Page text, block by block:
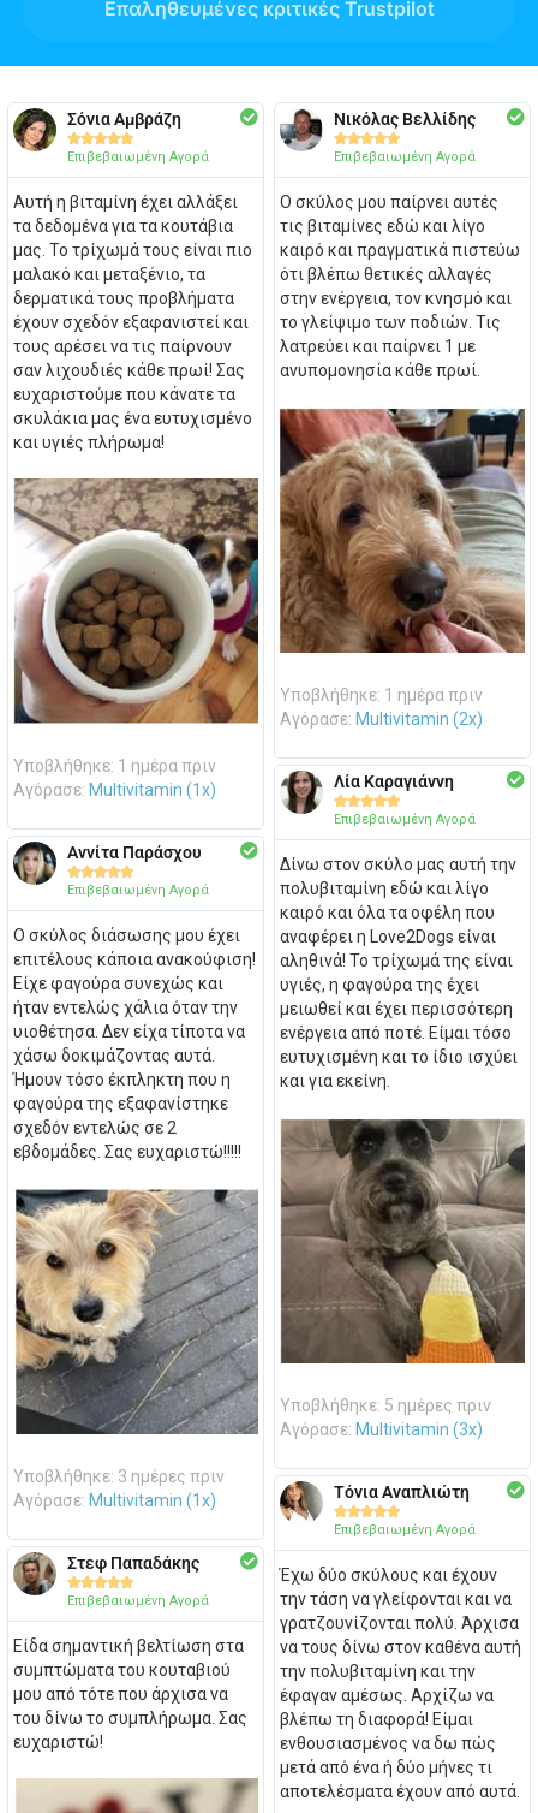
Επαληθευμένες κριτικές Trustpilot
Σόνια Αμβράζη

Επιβεβαιωμένη Αγορά
Αυτή η βιταμίνη έχει αλλάξει
τα δεδομένα για τα κουτάβια
μας. Το τρίχωμά τους είναι πιο
μαλακό και μεταξένιο, τα
δερματικά τους προβλήματα
έχουν σχεδόν εξαφανιστεί και
τους αρέσει να τις παίρνουν
σαν λιχουδιές κάθε πρωί! Σας
ευχαριστούμε που κάνατε τα
σκυλάκια μας ένα ευτυχισμένο
και υγιές πλήρωμα!
Υποβλήθηκε: 1 ημέρα πριν
Αγόρασε: Multivitamin (1x)
Αννίτα Παράσχου

Επιβεβαιωμένη Αγορά
Ο σκύλος διάσωσης μου έχει
επιτέλους κάποια ανακούφιση!
Είχε φαγούρα συνεχώς και
ήταν εντελώς χάλια όταν την
υιοθέτησα. Δεν είχα τίποτα να
χάσω δοκιμάζοντας αυτά.
Ήμουν τόσο έκπληκτη που η
φαγούρα της εξαφανίστηκε
σχεδόν εντελώς σε 2
εβδομάδες. Σας ευχαριστώ!!!!!
Υποβλήθηκε: 3 ημέρες πριν
Αγόρασε: Multivitamin (1x)
Στεφ Παπαδάκης

Επιβεβαιωμένη Αγορά
Είδα σημαντική βελτίωση στα
συμπτώματα του κουταβιού
μου από τότε που άρχισα να
του δίνω το συμπλήρωμα. Σας
ευχαριστώ!
Νικόλας Βελλίδης

Επιβεβαιωμένη Αγορά
Ο σκύλος μου παίρνει αυτές
τις βιταμίνες εδώ και λίγο
καιρό και πραγματικά πιστεύω
ότι βλέπω θετικές αλλαγές
στην ενέργεια, τον κνησμό και
το γλείψιμο των ποδιών. Τις
λατρεύει και παίρνει 1 με
ανυπομονησία κάθε πρωί.
Υποβλήθηκε: 1 ημέρα πριν
Αγόρασε: Multivitamin (2x)
Λία Καραγιάννη

Επιβεβαιωμένη Αγορά
Δίνω στον σκύλο μας αυτή την
πολυβιταμίνη εδώ και λίγο
καιρό και όλα τα οφέλη που
αναφέρει η Love2Dogs είναι
αληθινά! Το τρίχωμά της είναι
υγιές, η φαγούρα της έχει
μειωθεί και έχει περισσότερη
ενέργεια από ποτέ. Είμαι τόσο
ευτυχισμένη και το ίδιο ισχύει
και για εκείνη.
Υποβλήθηκε: 5 ημέρες πριν
Αγόρασε: Multivitamin (3x)
Τόνια Αναπλιώτη

Επιβεβαιωμένη Αγορά
Έχω δύο σκύλους και έχουν
την τάση να γλείφονται και να
γρατζουνίζονται πολύ. Άρχισα
να τους δίνω στον καθένα αυτή
την πολυβιταμίνη και την
έφαγαν αμέσως. Αρχίζω να
βλέπω τη διαφορά! Είμαι
ενθουσιασμένος να δω πώς
μετά από ένα ή δύο μήνες τι
αποτελέσματα έχουν από αυτά.